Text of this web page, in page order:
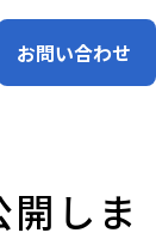
お問い合わせ
しま